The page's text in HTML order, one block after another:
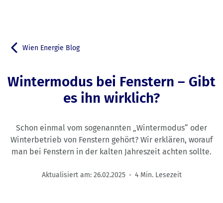
Zurück zu
Wien Energie Blog
Wintermodus bei Fenstern – Gibt
es ihn wirklich?
Schon einmal vom sogenannten „Wintermodus“ oder
Winterbetrieb von Fenstern gehört? Wir erklären, worauf
man bei Fenstern in der kalten Jahreszeit achten sollte.
Aktualisiert am: 26.02.2025 4 Min. Lesezeit